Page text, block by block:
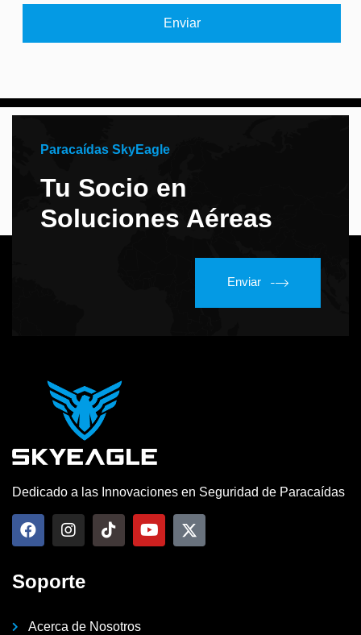
Enviar
Paracaídas SkyEagle
Tu Socio en
Soluciones Aéreas
Enviar
Dedicado a las Innovaciones en Seguridad de Paracaídas
Soporte
Acerca de Nosotros